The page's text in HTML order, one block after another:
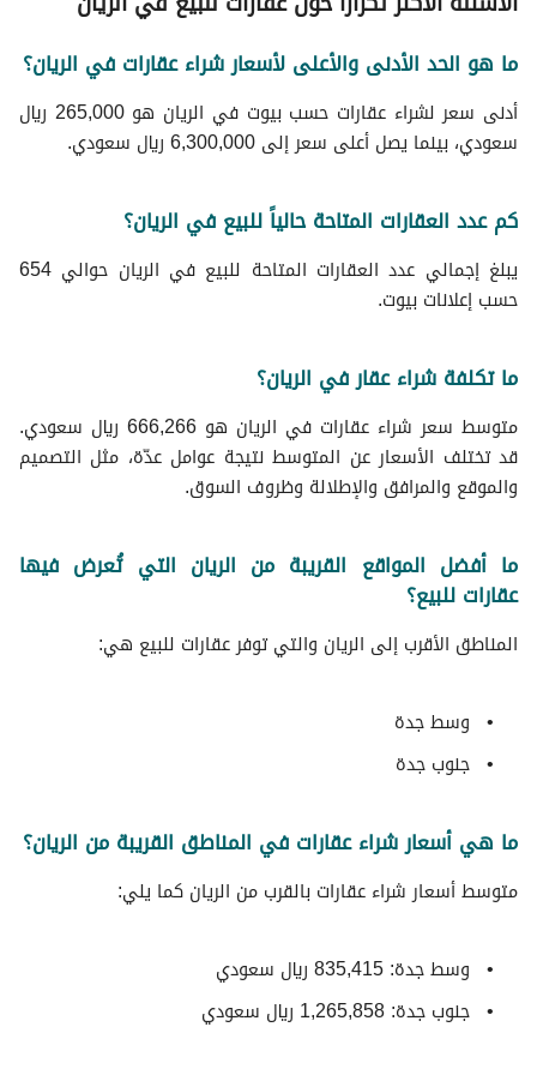
عقارات مستقلة للبيع في حي الريان
عقارات بموقف سيارة للبيع في حي الريان
عقارات ارضية للبيع في حي الريان
عقارات بحديقة خاصة للبيع في حي الريان
عقارات قريبة من المطاعم للبيع في حي الريان
عقارات قريبة من المسجد للبيع في حي الريان
عقارات بمطبخ حديث للبيع في حي الريان
عقارات فاخرة للبيع في حي الريان
عقارات جديدة للبيع في حي الريان
عقارات حديثة للبيع في حي الريان
عقارات جاهزة للبيع في حي الريان
ما هو الحد الأدنى والأعلى لأسعار شراء عقارات في الريان؟
أدنى سعر لشراء عقارات حسب بيوت في الريان هو 265,000 ريال
سعودي، بينما يصل أعلى سعر إلى 6,300,000 ريال سعودي.
كم عدد العقارات المتاحة حالياً للبيع في الريان؟
يبلغ إجمالي عدد العقارات المتاحة للبيع في الريان حوالي 654
حسب إعلانات بيوت.
ما تكلفة شراء عقار في الريان؟
متوسط سعر شراء عقارات في الريان هو 666,266 ريال سعودي.
قد تختلف الأسعار عن المتوسط نتيجة عوامل عدّة، مثل التصميم
والموقع والمرافق والإطلالة وظروف السوق.
ما أفضل المواقع القريبة من الريان التي تُعرض فيها
عقارات للبيع؟
المناطق الأقرب إلى الريان والتي توفر عقارات للبيع هي:
وسط جدة
جنوب جدة
ما هي أسعار شراء عقارات في المناطق القريبة من الريان؟
متوسط ​​أسعار شراء عقارات بالقرب من الريان كما يلي:
وسط جدة: 835,415 ريال سعودي
جنوب جدة: 1,265,858 ريال سعودي